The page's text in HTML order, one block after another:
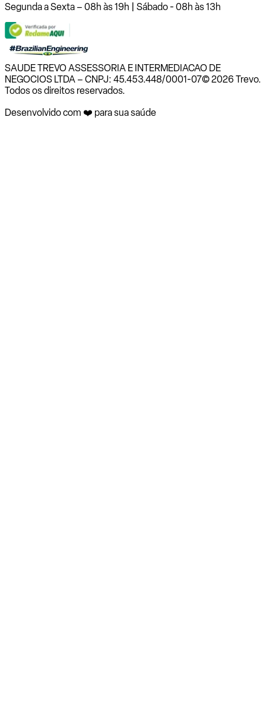
Segunda a Sexta – 08h às 19h | Sábado - 08h às 13h
SAUDE TREVO ASSESSORIA E INTERMEDIACAO DE
NEGOCIOS LTDA – CNPJ: 45.453.448/0001-07© 2026 Trevo.
Todos os direitos reservados.
Desenvolvido com ❤️ para sua saúde